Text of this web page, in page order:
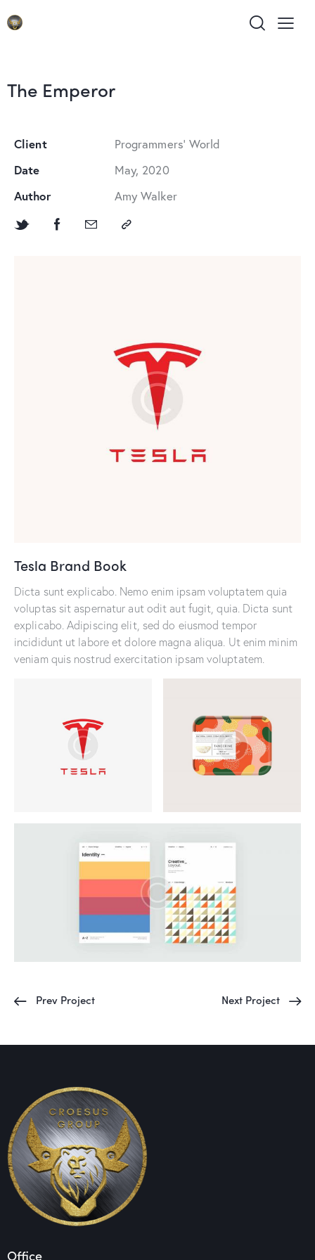
The Emperor
Client
Programmers' World
Date
May, 2020
Author
Amy Walker
Tesla Brand Book
Dicta sunt explicabo. Nemo enim ipsam voluptatem quia
voluptas sit aspernatur aut odit aut fugit, quia. Dicta sunt
explicabo. Adipiscing elit, sed do eiusmod tempor
incididunt ut labore et dolore magna aliqua. Ut enim minim
veniam quis nostrud exercitation ipsam voluptatem.
Prev Project Next Project
Office